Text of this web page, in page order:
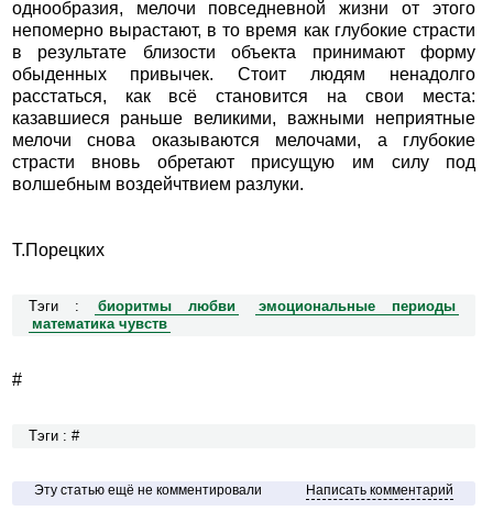
однообразия, мелочи повседневной жизни от этого
непомерно вырастают, в то время как глубокие страсти
в результате близости объекта принимают форму
обыденных привычек. Стоит людям ненадолго
расстаться, как всё становится на свои места:
казавшиеся раньше великими, важными неприятные
мелочи снова оказываются мелочами, а глубокие
страсти вновь обретают присущую им силу под
волшебным воздейчтвием разлуки.
Т.Порецких
Тэги : биоритмы любви
эмоциональные периоды
математика чувств
#
Тэги : #
Эту статью ещё не комментировали Написать комментарий